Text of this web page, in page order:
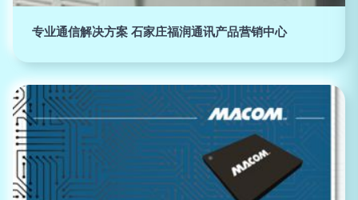
专业通信解决方案 石家庄福润通讯产品营销中心